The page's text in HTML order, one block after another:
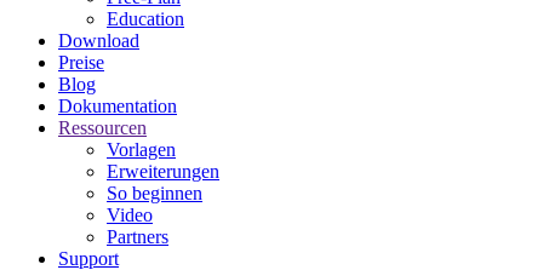
Education
Download
Preise
Blog
Dokumentation
Ressourcen
Vorlagen
Erweiterungen
So beginnen
Video
Partners
Support